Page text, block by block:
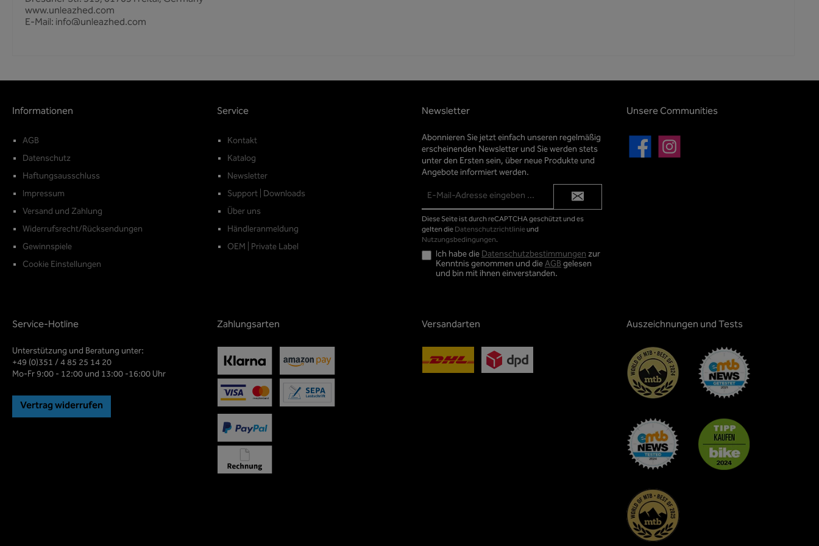
www.unleazhed.com
E-Mail: info@unleazhed.com
Informationen
AGB
Datenschutz
Haftungsausschluss
Impressum
Versand und Zahlung
Widerrufsrecht/Rücksendungen
Gewinnspiele
Cookie Einstellungen
Service
Kontakt
Katalog
Newsletter
Support | Downloads
Über uns
Händleranmeldung
OEM | Private Label
Newsletter
Abonnieren Sie jetzt einfach unseren regelmäßig
erscheinenden Newsletter und Sie werden stets
unter den Ersten sein, über neue Produkte und
Angebote informiert werden.
Mail-
Adresse*
Diese Seite ist durch reCAPTCHA geschützt und es
gelten dieDatenschutzrichtlinieund
Nutzungsbedingungen.
Ich habe dieDatenschutzbestimmungenzur
Kenntnis genommen und dieAGBgelesen
und bin mit ihnen einverstanden.
Unsere Communities
Facebook Instagram
Service-Hotline
Unterstützung und Beratung unter:
+49 (0)351 / 4 85 25 14 20
Mo-Fr 9:00 - 12:00 und 13:00 -16:00 Uhr
Vertrag widerrufen
Zahlungsarten Versandarten Auszeichnungen und Tests